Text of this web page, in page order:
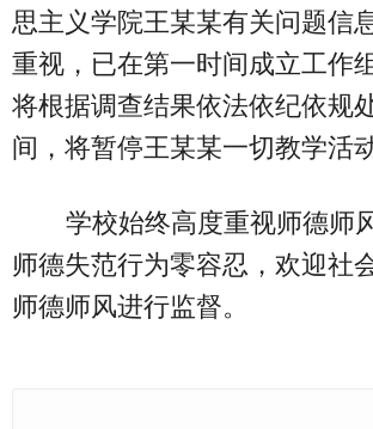
思主义学院王某某有关问题信
重视，已在第一时间成立工作
将根据调查结果依法依纪依规
间，将暂停王某某一切教学活动
学校始终高度重视师德师
师德失范行为零容忍，欢迎社
师德师风进行监督。